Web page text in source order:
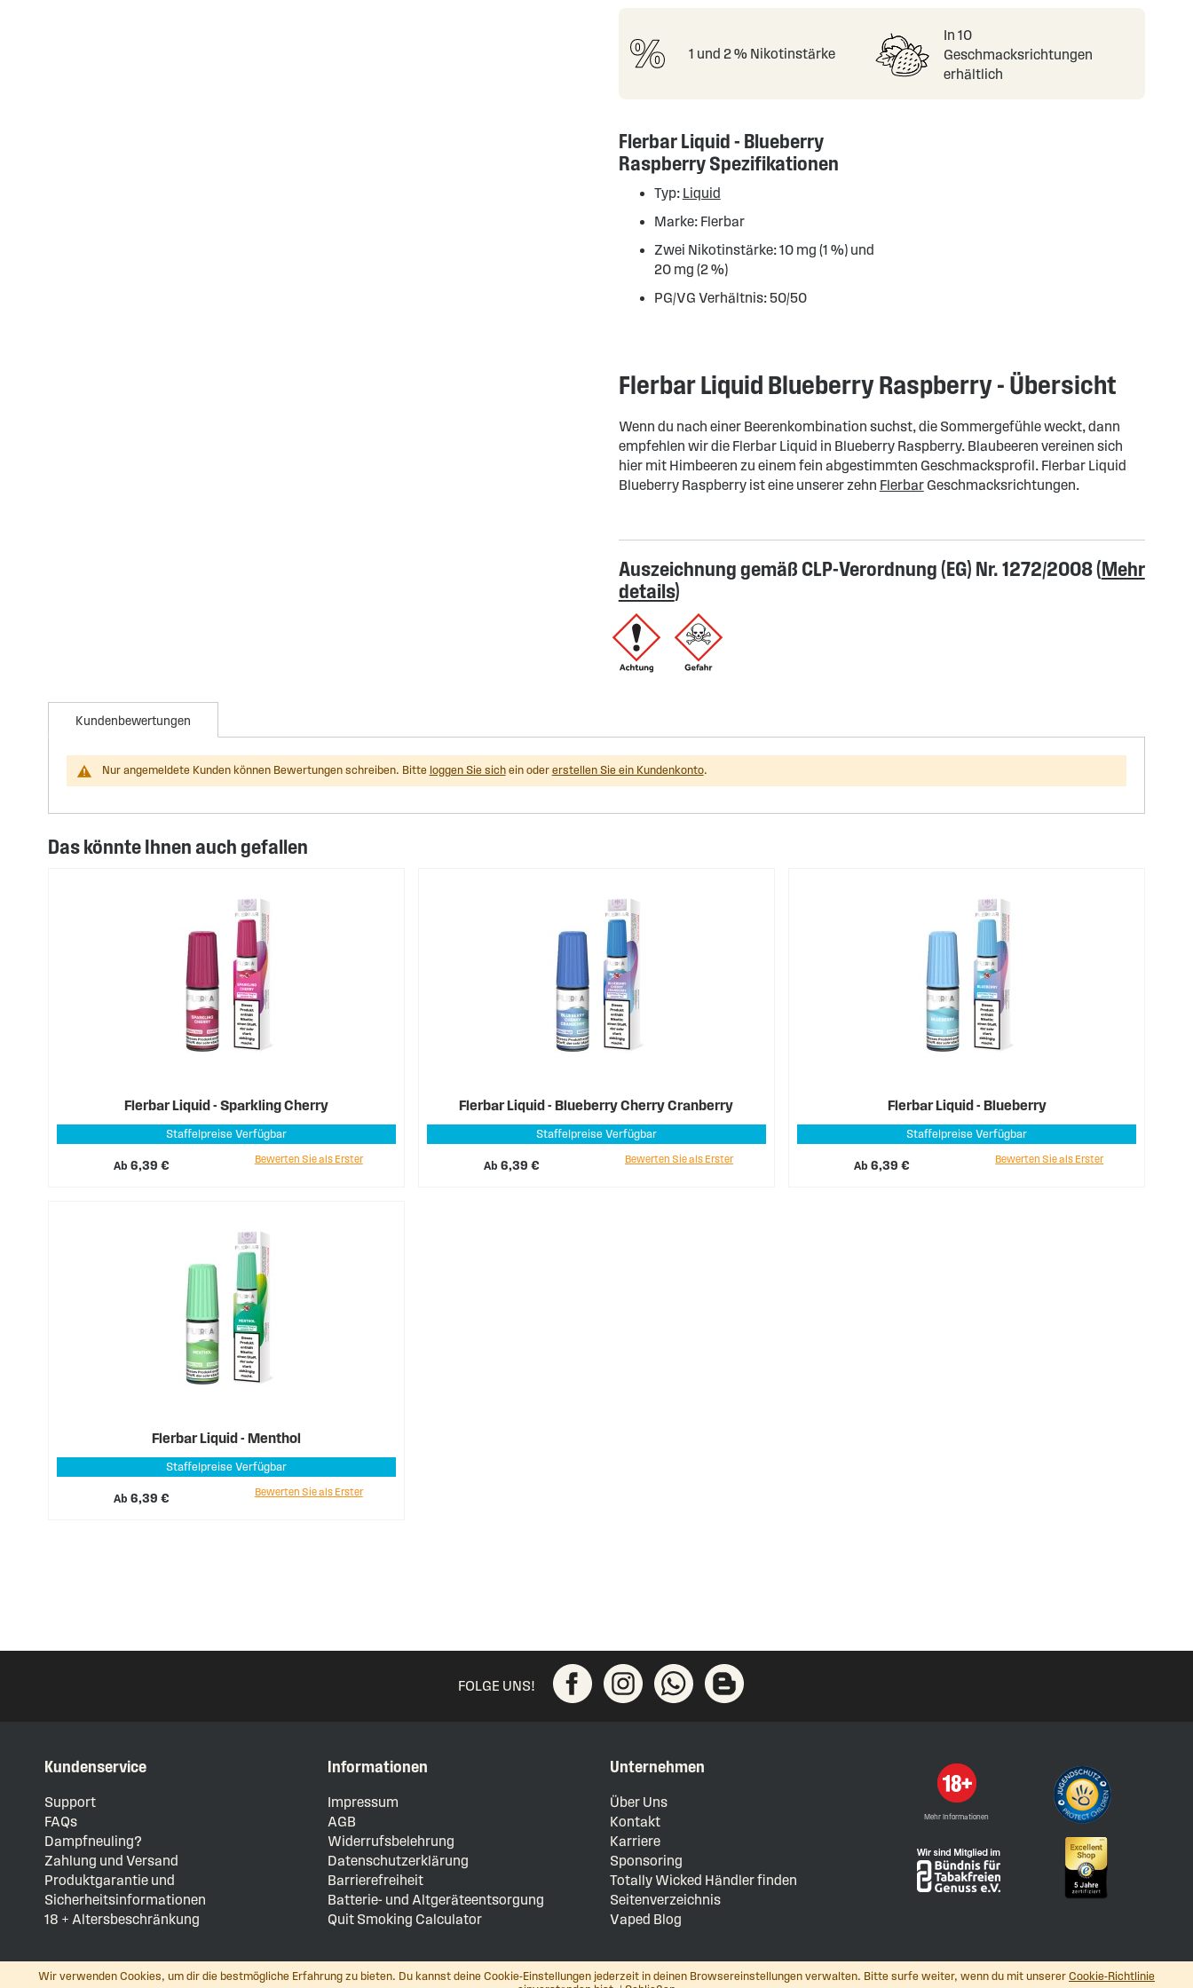
Wir verwenden Cookies, um dir die bestmögliche Erfahrung zu bieten. Du kannst deine Cookie-Einstellungen jederzeit in deinen Browsereinstellungen verwalten. Bitte surfe weiter, wenn du mit unserer Cookie-Richtlinie
1 und 2 % Nikotinstärke
In 10
Geschmacksrichtungen
erhältlich
Flerbar Liquid - Blueberry
Raspberry Spezifikationen
Typ: Liquid
Marke: Flerbar
Zwei Nikotinstärke: 10 mg (1 %) und
20 mg (2 %)
PG/VG Verhältnis: 50/50
Flerbar Liquid Blueberry Raspberry - Übersicht
Wenn du nach einer Beerenkombination suchst, die Sommergefühle weckt, dann
empfehlen wir die Flerbar Liquid in Blueberry Raspberry. Blaubeeren vereinen sich
hier mit Himbeeren zu einem fein abgestimmten Geschmacksprofil. Flerbar Liquid
Blueberry Raspberry ist eine unserer zehn FlerbarGeschmacksrichtungen.
Auszeichnung gemäß CLP-Verordnung (EG) Nr. 1272/2008 (Mehr
details)
Kundenbewertungen
Nur angemeldete Kunden können Bewertungen schreiben. Bitte loggen Sie sichein oder erstellen Sie ein Kundenkonto.
Das könnte Ihnen auch gefallen
Flerbar Liquid - Sparkling Cherry
Staffelpreise Verfügbar
Ab 6,39 €
Bewerten Sie als Erster
Flerbar Liquid - Blueberry Cherry Cranberry
Staffelpreise Verfügbar
Ab 6,39 €
Bewerten Sie als Erster
Flerbar Liquid - Blueberry
Staffelpreise Verfügbar
Ab6,39 €
Bewerten Sie als Erster
Flerbar Liquid - Menthol
Staffelpreise Verfügbar
Ab 6,39 €
Bewerten Sie als Erster
FOLGE UNS!
Kundenservice
Support
FAQs
Dampfneuling?
Zahlung und Versand
Produktgarantie und
Sicherheitsinformationen
18 + Altersbeschränkung
Informationen
Impressum
AGB
Widerrufsbelehrung
Datenschutzerklärung
Barrierefreiheit
Batterie- und Altgeräteentsorgung
Quit Smoking Calculator
Unternehmen
Über Uns
Kontakt
Karriere
Sponsoring
Totally Wicked Händler finden
Seitenverzeichnis
Vaped Blog
Mehr Informationen